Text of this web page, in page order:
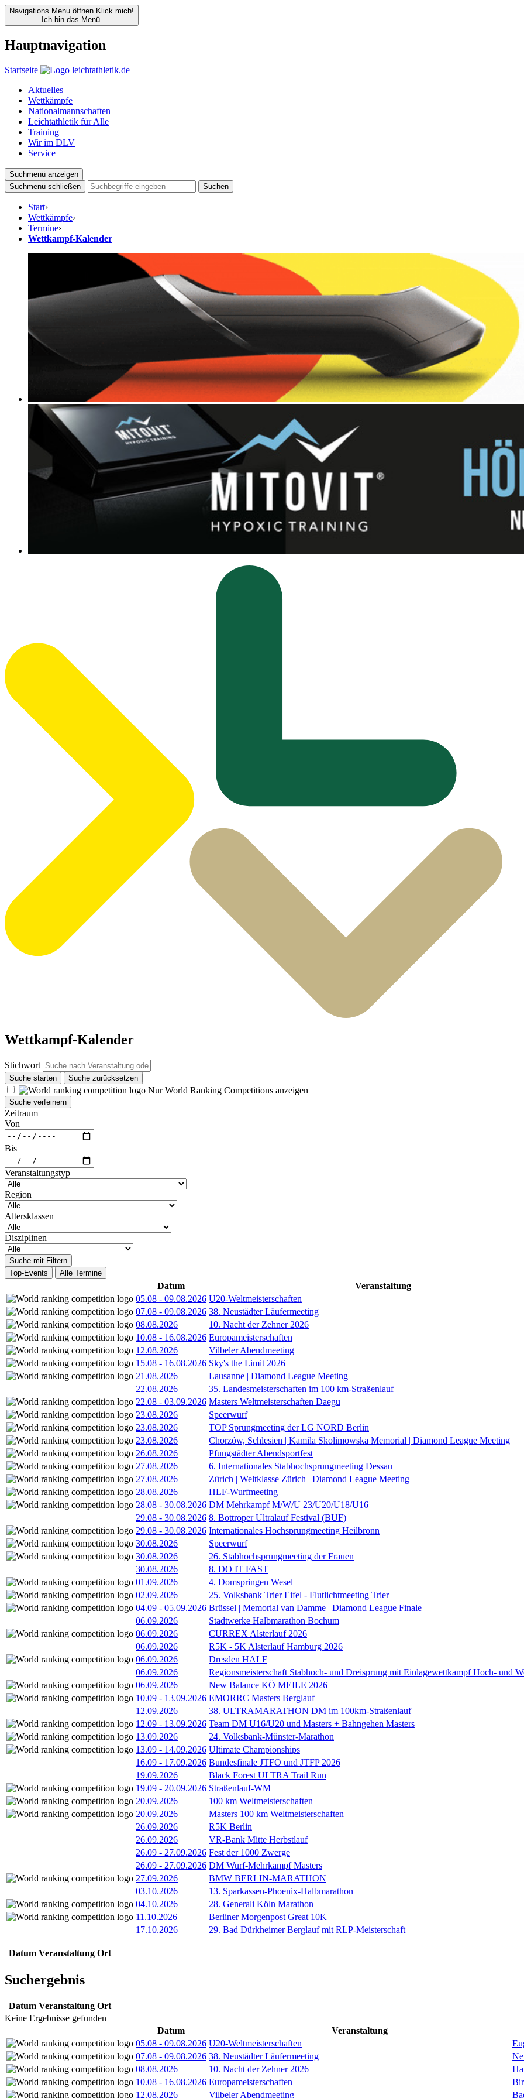
Navigations Menu öffnen Klick mich!
Ich bin das Menü.
Hauptnavigation
Startseite
Aktuelles
Wettkämpfe
Nationalmannschaften
Leichtathletik für Alle
Training
Wir im DLV
Service
Suchmenü anzeigen
Suchmenü schließen
Suchen
Start›
Wettkämpfe›
Termine›
Wettkampf-Kalender
Wettkampf-Kalender
Stichwort
Suche starten Suche zurücksetzen
Nur World Ranking Competitions anzeigen
Suche verfeinern
Zeitraum
Von
Bis
Veranstaltungstyp
Region
Altersklassen
Disziplinen
Suche mit Filtern
Top-Events
Alle Termine
Datum Veranstaltung
05.08 - 09.08.2026 U20-Weltmeisterschaften
07.08 - 09.08.2026 38. Neustädter Läufermeeting
08.08.2026
10. Nacht der Zehner 2026
10.08 - 16.08.2026 Europameisterschaften
12.08.2026
Vilbeler Abendmeeting
15.08 - 16.08.2026 Sky's the Limit 2026
21.08.2026
Lausanne | Diamond League Meeting
22.08.2026
35. Landesmeisterschaften im 100 km-Straßenlauf
22.08 - 03.09.2026 Masters Weltmeisterschaften Daegu
23.08.2026
Speerwurf
23.08.2026
TOP Sprungmeeting der LG NORD Berlin
23.08.2026
Chorzów, Schlesien | Kamila Skolimowska Memorial | Diamond League Meeting
26.08.2026
Pfungstädter Abendsportfest
27.08.2026
6. Internationales Stabhochsprungmeeting Dessau
27.08.2026
Zürich | Weltklasse Zürich | Diamond League Meeting
28.08.2026
HLF-Wurfmeeting
28.08 - 30.08.2026 DM Mehrkampf M/W/U 23/U20/U18/U16
29.08 - 30.08.2026 8. Bottroper Ultralauf Festival (BUF)
29.08 - 30.08.2026 Internationales Hochsprungmeeting Heilbronn
30.08.2026
Speerwurf
30.08.2026
26. Stabhochsprungmeeting der Frauen
30.08.2026
8. DO IT FAST
01.09.2026
4. Domspringen Wesel
02.09.2026
25. Volksbank Trier Eifel - Flutlichtmeeting Trier
04.09 - 05.09.2026 Brüssel | Memorial van Damme | Diamond League Finale
06.09.2026
Stadtwerke Halbmarathon Bochum
06.09.2026
CURREX Alsterlauf 2026
06.09.2026
R5K - 5K Alsterlauf Hamburg 2026
06.09.2026
Dresden HALF
06.09.2026
Regionsmeisterschaft Stabhoch- und Dreisprung mit Einlagewettkampf Hoch- und
06.09.2026
New Balance KÖ MEILE 2026
10.09 - 13.09.2026 EMORRC Masters Berglauf
12.09.2026
38. ULTRAMARATHON DM im 100km-Straßenlauf
12.09 - 13.09.2026 Team DM U16/U20 und Masters + Bahngehen Masters
13.09.2026
24. Volksbank-Münster-Marathon
13.09 - 14.09.2026 Ultimate Championships
16.09 - 17.09.2026 Bundesfinale JTFO und JTFP 2026
19.09.2026
Black Forest ULTRA Trail Run
19.09 - 20.09.2026 Straßenlauf-WM
20.09.2026
100 km Weltmeisterschaften
20.09.2026
Masters 100 km Weltmeisterschaften
26.09.2026
R5K Berlin
26.09.2026
VR-Bank Mitte Herbstlauf
26.09 - 27.09.2026 Fest der 1000 Zwerge
26.09 - 27.09.2026 DM Wurf-Mehrkampf Masters
27.09.2026
BMW BERLIN-MARATHON
03.10.2026
13. Sparkassen-Phoenix-Halbmarathon
04.10.2026
28. Generali Köln Marathon
11.10.2026
Berliner Morgenpost Great 10K
17.10.2026
29. Bad Dürkheimer Berglauf mit RLP-Meisterschaft
Datum Veranstaltung Ort
Suchergebnis
Datum Veranstaltung Ort
Keine Ergebnisse gefunden
Datum
Veranstaltung
05.08 - 09.08.2026 U20-Weltmeisterschaften
07.08 - 09.08.2026 38. Neustädter Läufermeeting
08.08.2026
10. Nacht der Zehner 2026
10.08 - 16.08.2026 Europameisterschaften
12.08.2026
Vilbeler Abendmeeting